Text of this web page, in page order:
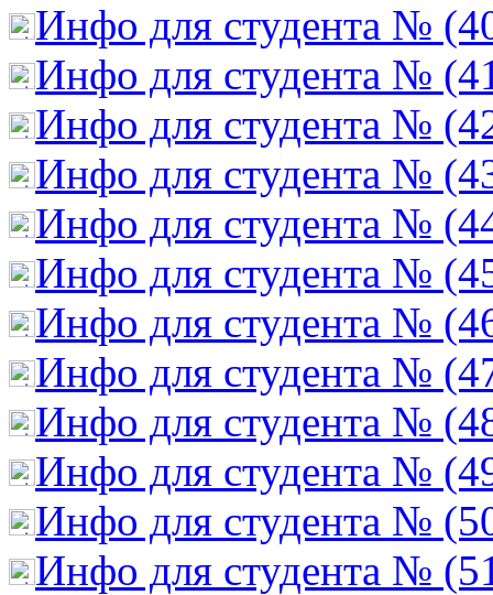
Инфо для студента №
Инфо для студента №
Инфо для студента №
Инфо для студента №
Инфо для студента №
Инфо для студента №
Инфо для студента №
Инфо для студента №
Инфо для студента №
Инфо для студента №
Инфо для студента №
Инфо для студента №